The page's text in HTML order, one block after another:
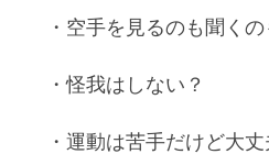
・空手を見るのも聞く
・怪我はしない？
・運動は苦手だけど大丈